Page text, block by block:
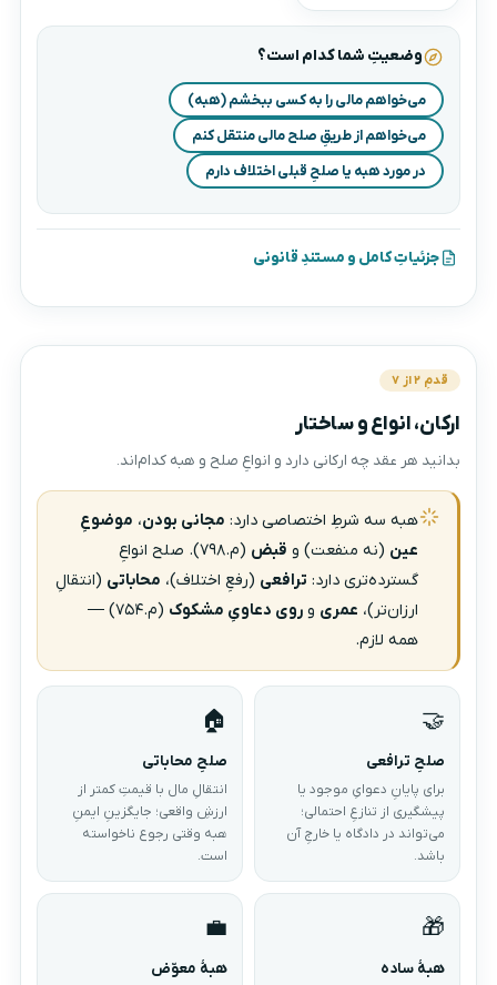
وضعیتِ شما کدام است؟
می‌خواهم مالی را به کسی ببخشم (هبه)
می‌خواهم از طریقِ صلح مالی منتقل کنم
در مورد هبه یا صلحِ قبلی اختلاف دارم
جزئیاتِ کامل و مستندِ قانونی
قدمِ ۲ از ۷
ارکان، انواع و ساختار
بدانید هر عقد چه ارکانی دارد و انواعِ صلح و هبه کدام‌اند.
هبه سه شرطِ اختصاصی دارد: مجانی بودن، موضوعِ
عین (نه منفعت) و قبض
(م.۷۹۸). صلح انواعِ
گسترده‌تری دارد: ترافعی (رفعِ اختلاف)، محاباتی (انتقالِ
ارزان‌تر)، عمری و روی دعاویِ مشکوک
(م.۷۵۴) —
همه لازم.
🤝
صلحِ ترافعی
برای پایانِ دعوایِ موجود یا
پیشگیری از تنازعِ احتمالی؛
می‌تواند در دادگاه یا خارجِ آن
باشد.
🏠
صلحِ محاباتی
انتقالِ مال با قیمتِ کمتر از
ارزشِ واقعی؛ جایگزینِ ایمنِ
هبه وقتی رجوع ناخواسته
است.
🎁
هبهٔ ساده
💼
هبهٔ معوّض